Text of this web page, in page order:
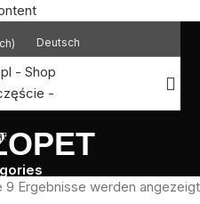
) Deutsch
9 Ergebnisse werden angezeigt